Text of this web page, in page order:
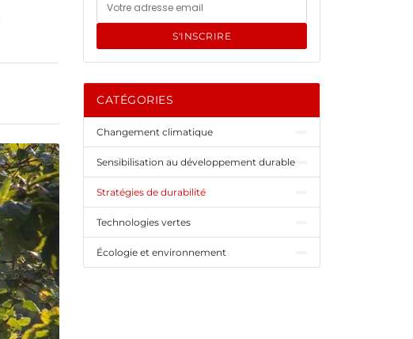
S'INSCRIRE
CATÉGORIES
Changement climatique
Sensibilisation au développement durable
Stratégies de durabilité
Technologies vertes
Écologie et environnement